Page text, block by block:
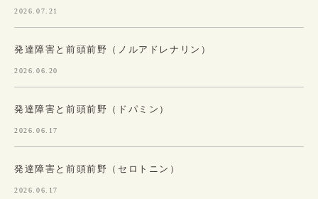
2026.07.21
発達障害と前頭前野（ノルアドレナリン）
2026.06.20
発達障害と前頭前野（ドパミン）
2026.06.17
発達障害と前頭前野（セロトニン）
2026.06.17